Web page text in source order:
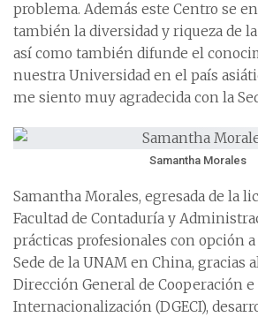
problema. Además este Centro se
también la diversidad y riqueza de
así como también difunde el
nuestra Universidad en el país
me siento muy agradecida con la
Samantha Morales
Samantha Morales, egresada de la
Facultad de Contaduría y
prácticas profesionales con opción
Sede de la UNAM en China, gracias
Dirección General de Cooperación e
Internacionalización (DGECI),